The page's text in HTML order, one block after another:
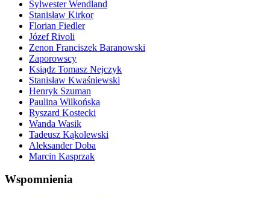
Sylwester Wendland
Stanisław Kirkor
Florian Fiedler
Józef Rivoli
Zenon Franciszek Baranowski
Zaporowscy
Ksiądz Tomasz Nejczyk
Stanisław Kwaśniewski
Henryk Szuman
Paulina Wilkońska
Ryszard Kostecki
Wanda Wasik
Tadeusz Kąkolewski
Aleksander Doba
Marcin Kasprzak
Wspomnienia